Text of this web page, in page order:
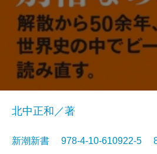
北中正和／著
新潮新書 978-4-10-610922-5